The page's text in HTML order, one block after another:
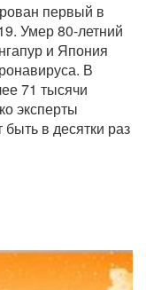
первый в
Умер 80-летний
и Япония
В
71 тысячи
эксперты
в десятки раз